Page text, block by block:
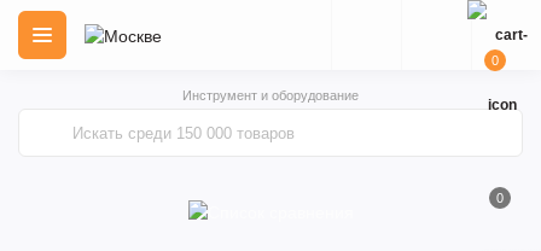
Инструмент и оборудование
0
0